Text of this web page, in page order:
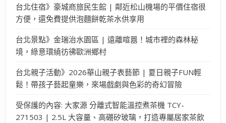
台北住宿》豪城商旅民生館 | 鄰近松山機場的平價住宿很
方便，還免費提供泡麵餅乾茶水供享用
台北景點》金瑞治水園區 | 遠離喧囂！城市裡的森林秘
境，綠意環繞彷彿歐洲鄉村
台北親子活動》2026華山親子表藝節 | 夏日親子FUN輕
鬆！帶孩子藝起童樂，來場戲劇與色彩的奇幻冒險
受保護的內容: 大家源 分離式智能溫控煮茶機 TCY-
271503 | 2.5L 大容量、高硼矽玻璃，打造專屬居家茶飲